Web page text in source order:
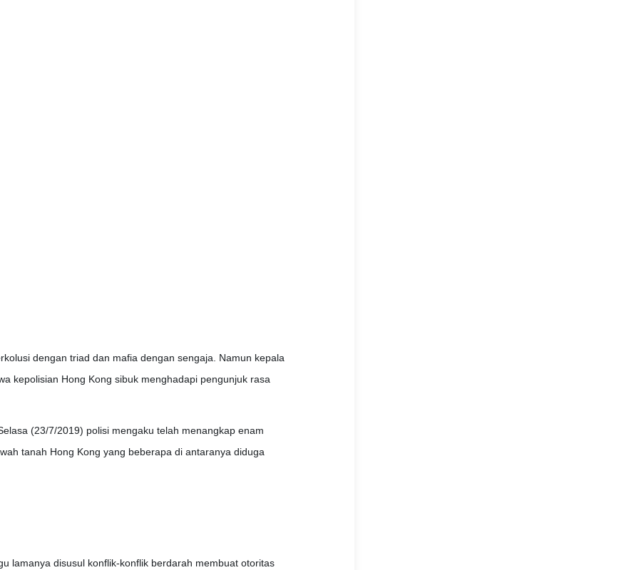
dengan triad dan mafia dengan sengaja. Namun kepala
kepolisian Hong Kong sibuk menghadapi pengunjuk rasa
(23/7/2019) polisi mengaku telah menangkap enam
tanah Hong Kong yang beberapa di antaranya diduga
lamanya disusul konflik-konflik berdarah membuat otoritas